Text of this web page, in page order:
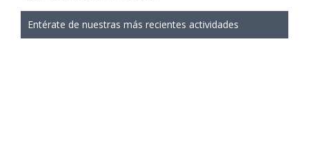
Entérate de nuestras más recientes actividades